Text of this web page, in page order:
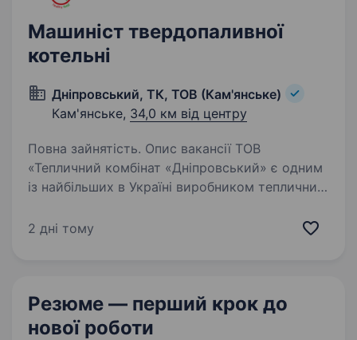
Машиніст твердопаливної
котельні
Дніпровський, ТК, ТОВ (Кам'янське)
Кам'янське, 34,0 км від центру
Повна зайнятість. Опис вакансії ТОВ
«Тепличний комбінат «Дніпровський» є одним
із найбільших в Україні виробником тепличних
виробляється на нашому підприємстві,
2 дні тому
Резюме — перший крок до
нової роботи